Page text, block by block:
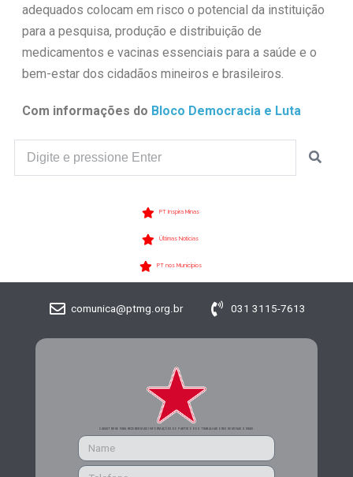
adequados colocam em risco o potencial da instituição
para a pesquisa, produção e distribuição de
medicamentos e vacinas essenciais para a saúde e o
bem-estar dos cidadãos mineiros e brasileiros.
Com informações do Bloco Democracia e Luta
PT Inspira Minas
Últimas Notícias
PT nos Municípios
comunica@ptmg.org.br 031 3115-7613
CADASTRE-SE PARA RECEBER MAIS INFORMAÇÕES DO PARTIDO DOS TRABALHADORES DE MINAS GERAIS